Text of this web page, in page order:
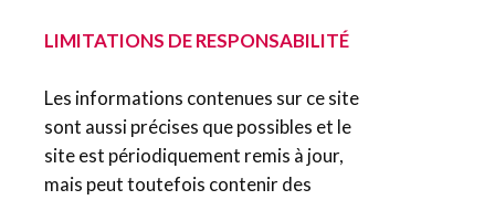
LIMITATIONS DE RESPONSABILITÉ
Les informations contenues sur ce site
sont aussi précises que possibles et le
site est périodiquement remis à jour,
mais peut toutefois contenir des